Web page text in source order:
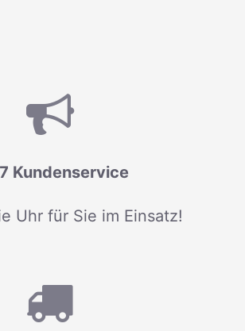
Kundenservice
Uhr für Sie im Einsatz!